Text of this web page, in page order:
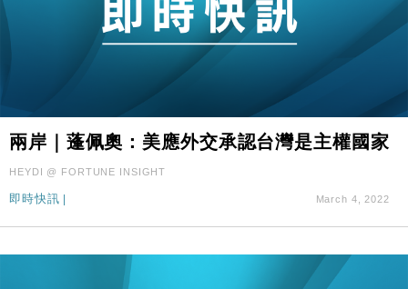
兩岸｜蓬佩奧：美應外交承認台灣是主權國家
HEYDI @ FORTUNE INSIGHT
即時快訊 March 4, 2022